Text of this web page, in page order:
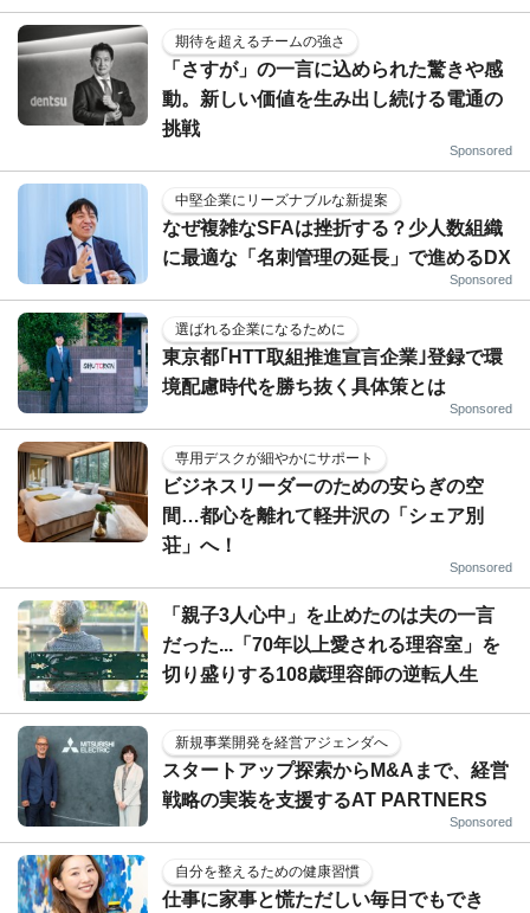
期待を超えるチームの強さ
「さすが」の一言に込められた驚きや感
動。新しい価値を生み出し続ける電通の
挑戦
Sponsored
中堅企業にリーズナブルな新提案
なぜ複雑なSFAは挫折する？少人数組織
に最適な「名刺管理の延長」で進めるDX
Sponsored
選ばれる企業になるために
東京都｢HTT取組推進宣言企業｣登録で環
境配慮時代を勝ち抜く具体策とは
Sponsored
専用デスクが細やかにサポート
ビジネスリーダーのための安らぎの空
間…都心を離れて軽井沢の「シェア別
荘」へ！
Sponsored
「親子3人心中」を止めたのは夫の一言
だった...「70年以上愛される理容室」を
切り盛りする108歳理容師の逆転人生
新規事業開発を経営アジェンダへ
スタートアップ探索からM&Aまで、経営
戦略の実装を支援するAT PARTNERS
Sponsored
自分を整えるための健康習慣
仕事に家事と慌ただしい毎日でもでき